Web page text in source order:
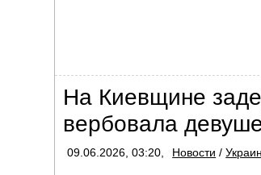
На Киевщине
вербовала
09.06.2026, 03:20, Новости /